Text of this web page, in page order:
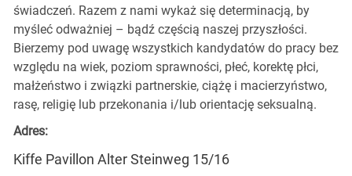
świadczeń. Razem z nami wykaż się determinacją, by
myśleć odważniej – bądź częścią naszej przyszłości.
Bierzemy pod uwagę wszystkich kandydatów do pracy bez
względu na wiek, poziom sprawności, płeć, korektę płci,
małżeństwo i związki partnerskie, ciążę i macierzyństwo,
rasę, religię lub przekonania i/lub orientację seksualną.
Adres:
Kiffe Pavillon Alter Steinweg 15/16